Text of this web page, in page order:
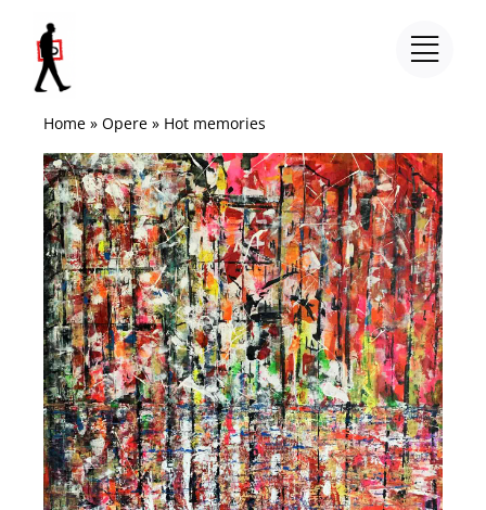
contenuto
Home» Opere» Hot memories